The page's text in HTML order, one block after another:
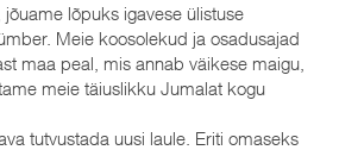
lõpuks igavese ülistuse
Meie koosolekud ja osadusajad
maa peal, mis annab väikese maigu,
meie täiuslikku Jumalat kogu
tutvustada uusi laule. Eriti omaseks